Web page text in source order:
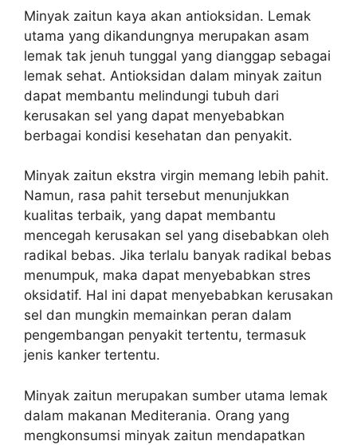
Minyak zaitun kaya akan antioksidan. Lemak
utama yang dikandungnya merupakan asam
lemak tak jenuh tunggal yang dianggap sebagai
lemak sehat. Antioksidan dalam minyak zaitun
dapat membantu melindungi tubuh dari
kerusakan sel yang dapat menyebabkan
berbagai kondisi kesehatan dan penyakit.
Minyak zaitun ekstra virgin memang lebih pahit.
Namun, rasa pahit tersebut menunjukkan
kualitas terbaik, yang dapat membantu
mencegah kerusakan sel yang disebabkan oleh
radikal bebas. Jika terlalu banyak radikal bebas
menumpuk, maka dapat menyebabkan stres
oksidatif. Hal ini dapat menyebabkan kerusakan
sel dan mungkin memainkan peran dalam
pengembangan penyakit tertentu, termasuk
jenis kanker tertentu.
Minyak zaitun merupakan sumber utama lemak
dalam makanan Mediterania. Orang yang
mengkonsumsi minyak zaitun mendapatkan